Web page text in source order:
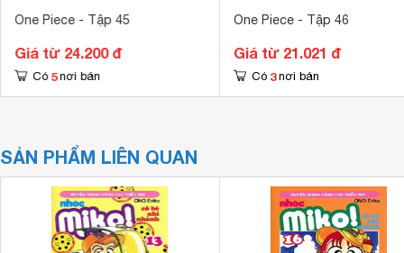
One Piece - Tập 45
Giá từ 24.200 đ
Có 5 nơi bán
One Piece - Tập 46
Giá từ 21.021 đ
Có 3 nơi bán
SẢN PHẨM LIÊN QUAN